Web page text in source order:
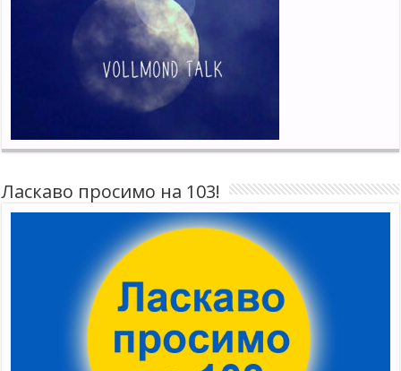
Ласкаво просимо на 103!